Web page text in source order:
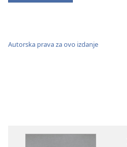
Autorska prava za ovo izdanje